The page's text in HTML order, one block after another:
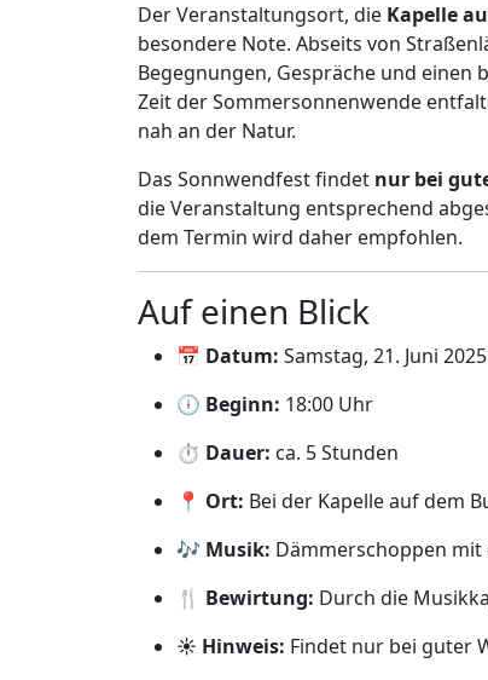
Der Veranstaltungsort, die Kapelle
besondere Note. Abseits von
Begegnungen, Gespräche und einen
Zeit der Sommersonnenwende
nah an der Natur.
Das Sonnwendfest findet nur bei
die Veranstaltung entsprechend
dem Termin wird daher empfohlen.
Auf einen Blick
📅 Datum: Samstag, 21. Juni 2025
🕕 Beginn: 18:00 Uhr
⏱ Dauer: ca. 5 Stunden
📍 Ort: Bei der Kapelle auf dem
🎶 Musik: Dämmerschoppen
🍴 Bewirtung: Durch die
☀️ Hinweis: Findet nur bei guter